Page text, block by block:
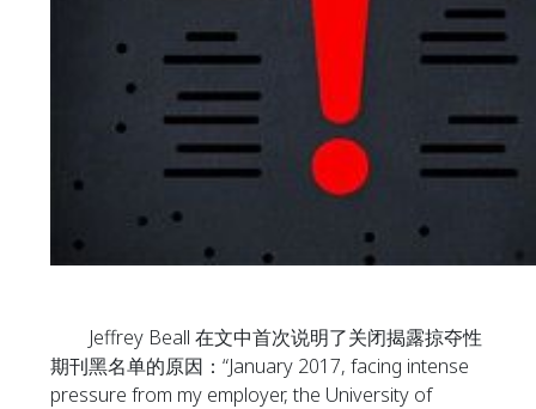
Jeffrey Beall 在文中首次说明了关闭揭露掠夺性
期刊黑名单的原因：“January 2017, facing intense
pressure from my employer, the University of